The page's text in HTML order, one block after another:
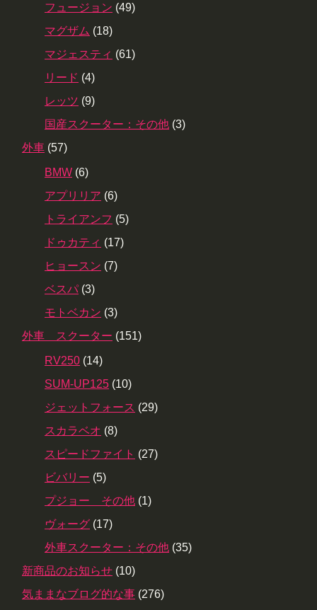
フュージョン (49)
マグザム (18)
マジェスティ (61)
リード (4)
レッツ (9)
国産スクーター：その他 (3)
外車 (57)
BMW (6)
アプリリア (6)
トライアンフ (5)
ドゥカティ (17)
ヒョースン (7)
ベスパ (3)
モトベカン (3)
外車 スクーター (151)
RV250 (14)
SUM-UP125 (10)
ジェットフォース (29)
スカラベオ (8)
スピードファイト (27)
ビバリー (5)
プジョー その他 (1)
ヴォーグ (17)
外車スクーター：その他 (35)
新商品のお知らせ (10)
気ままなブログ的な事 (276)